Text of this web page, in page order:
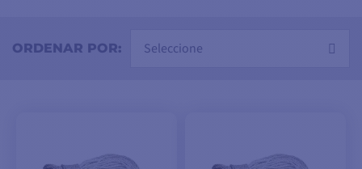
tipo de embarcaciones, desde las más pequeñas a las
ORDENAR POR: Seleccione